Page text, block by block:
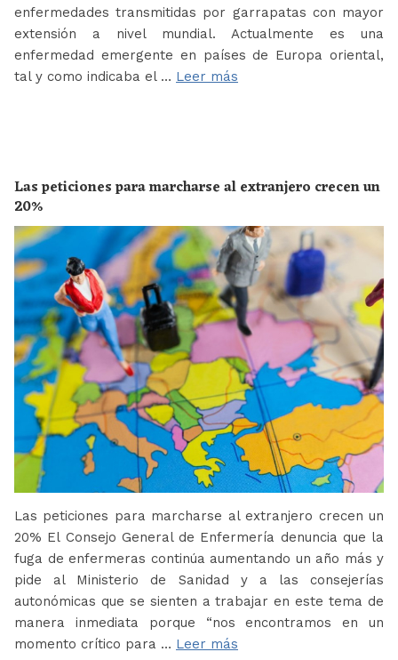
enfermedades transmitidas por garrapatas con mayor
extensión a nivel mundial. Actualmente es una
enfermedad emergente en países de Europa oriental,
tal y como indicaba el … Leer más
Las peticiones para marcharse al extranjero crecen un
20%
Las peticiones para marcharse al extranjero crecen un
20% El Consejo General de Enfermería denuncia que la
fuga de enfermeras continúa aumentando un año más y
pide al Ministerio de Sanidad y a las consejerías
autonómicas que se sienten a trabajar en este tema de
manera inmediata porque “nos encontramos en un
momento crítico para … Leer más